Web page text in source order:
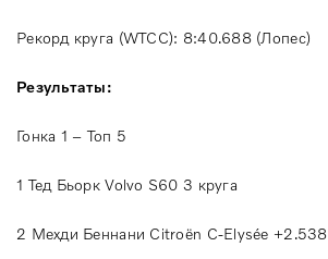
Рекорд круга (WTCC): 8:40.688 (Лопес)
Результаты:
Гонка 1 – Топ 5
1 Тед Бьорк Volvo S60 3 круга
2 Мехди Беннани Citroën C-Elysée +2.538